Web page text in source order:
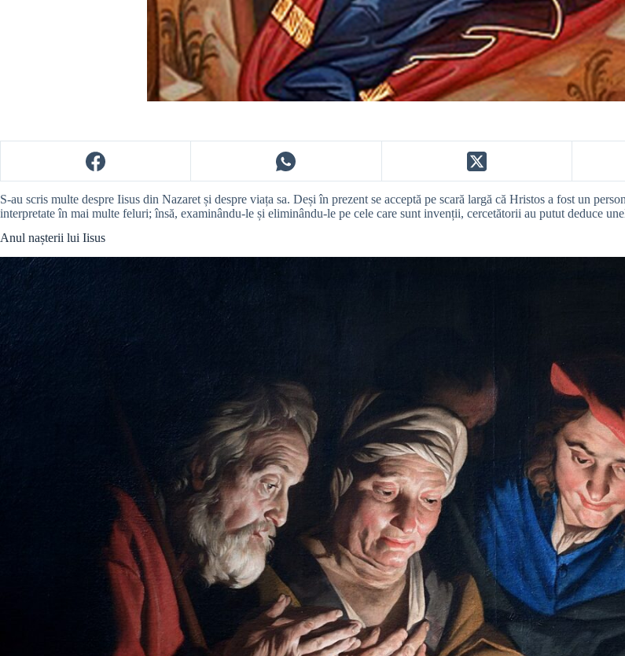
S-au scris multe despre Iisus din Nazaret și despre viața sa. Deși în prezent se acceptă pe scară largă că Hristos a fost un
interpretate în mai multe feluri; însă, examinându-le și eliminându-le pe cele care sunt invenții, cercetătorii au putut deduce
Anul nașterii lui Iisus